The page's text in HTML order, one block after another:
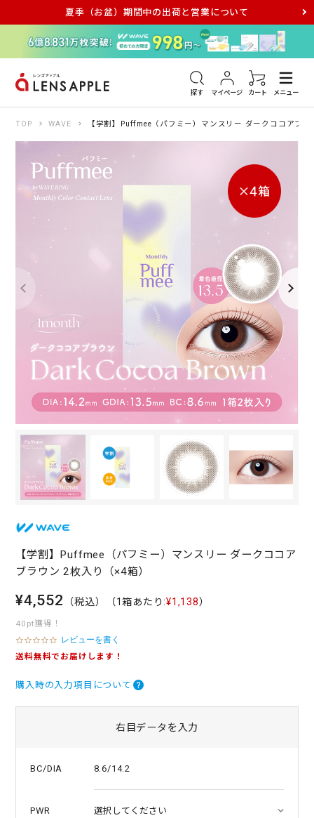
夏季（お盆）期間中の出荷と営業について
探す マイページ カート メニュー
アキュビュー メダリスト メガネ
TOP WAVE 【学割】Puffmee（パフミー）マンスリー ダークココアブ
【学割】Puffmee（パフミー）マンスリー ダークココア
ブラウン 2枚入り（×4箱）
¥4,552 （税込） （1箱あたり:¥1,138）
40pt獲得！
0
.
t
n
レビューを書く
送料無料でお届けします！
購入時の入力項目について
右目データを入力
BC/DIA 8.6/14.2
PWR